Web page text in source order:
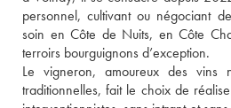
personnel, cultivant ou négociant
soin en Côte de Nuits, en Côte
terroirs bourguignons d’exception.
Le vigneron, amoureux des vins
traditionnelles, fait le choix de